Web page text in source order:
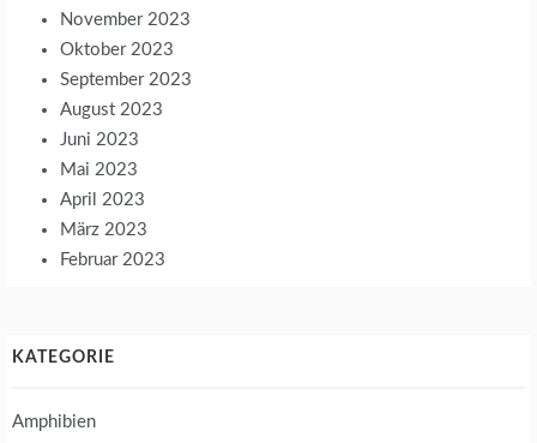
November 2023
Oktober 2023
September 2023
August 2023
Juni 2023
Mai 2023
April 2023
März 2023
Februar 2023
KATEGORIE
Amphibien